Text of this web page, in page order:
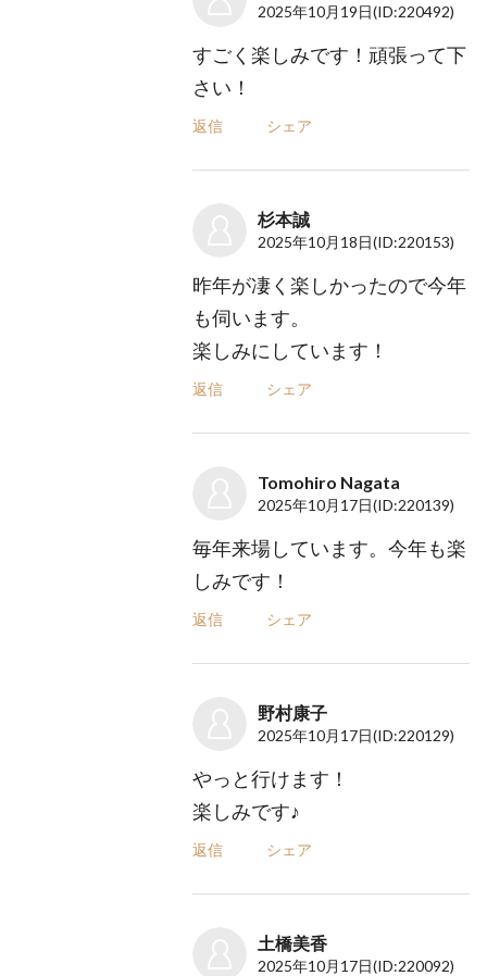
2025年10月19日(ID:220492)
すごく楽しみです！頑張って下
さい！
返信 シェア
杉本誠
2025年10月18日(ID:220153)
昨年が凄く楽しかったので今年
も伺います。
楽しみにしています！
返信 シェア
Tomohiro Nagata
2025年10月17日(ID:220139)
毎年来場しています。今年も楽
しみです！
返信 シェア
野村康子
2025年10月17日(ID:220129)
やっと行けます！
楽しみです♪
返信 シェア
土橋美香
2025年10月17日(ID:220092)